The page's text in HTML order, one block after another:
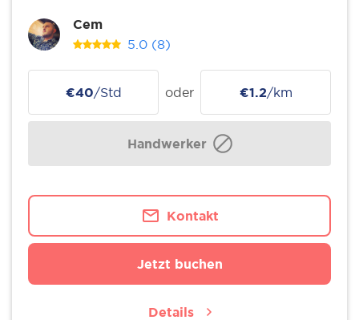
Cem
5.0 (8)
€40/Std oder €1.2/km
Handwerker
Kontakt
Jetzt buchen
Details